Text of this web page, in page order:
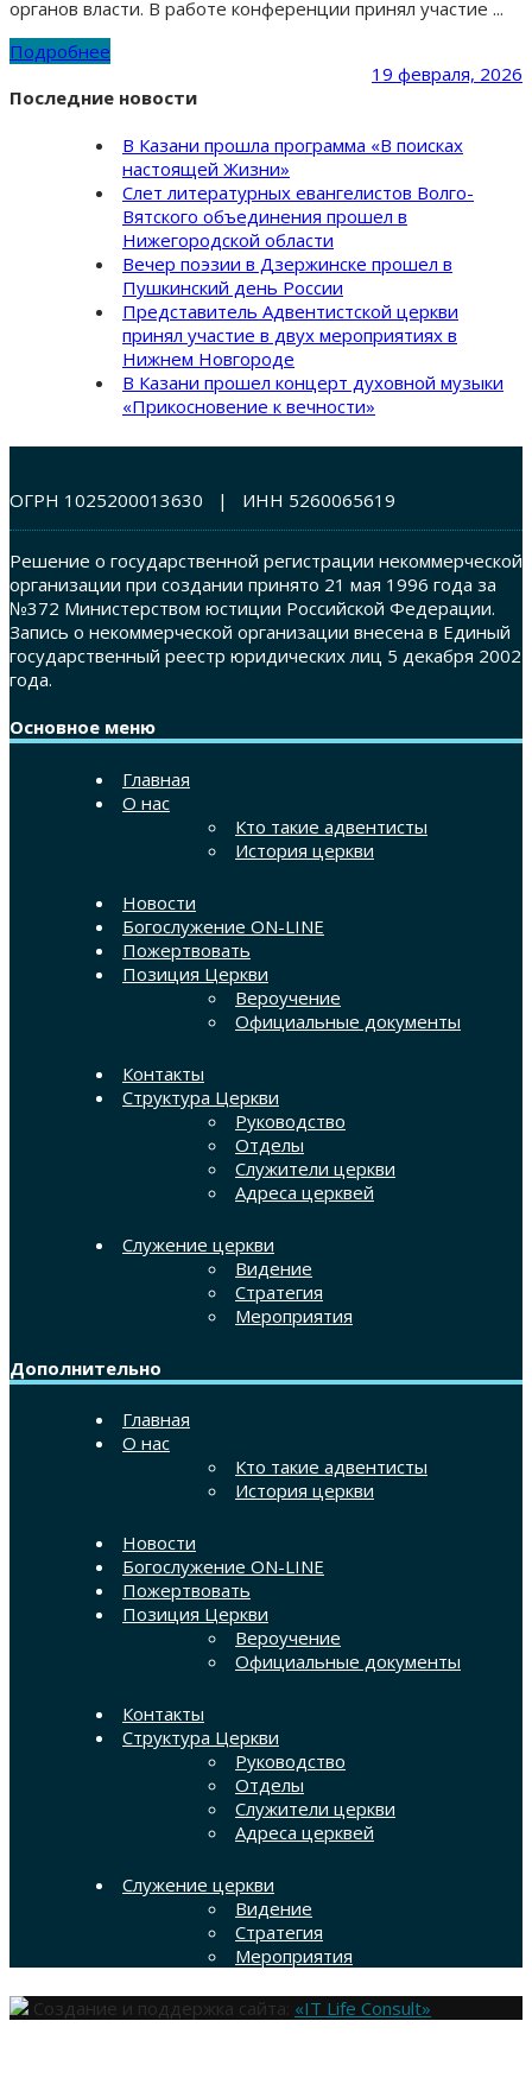
органов власти. В работе конференции принял участие ...
Подробнее
19 февраля, 2026
Последние новости
В Казани прошла программа «В поисках
настоящей Жизни»
Слет литературных евангелистов Волго-
Вятского объединения прошел в
Нижегородской области
Вечер поэзии в Дзержинске прошел в
Пушкинский день России
Представитель Адвентистской церкви
принял участие в двух мероприятиях в
Нижнем Новгороде
В Казани прошел концерт духовной музыки
«Прикосновение к вечности»
ОГРН 1025200013630 | ИНН 5260065619
Решение о государственной регистрации некоммерческой
организации при создании принято 21 мая 1996 года за
№372 Министерством юстиции Российской Федерации.
Запись о некоммерческой организации внесена в Единый
государственный реестр юридических лиц 5 декабря 2002
года.
Основное меню
Главная
О нас
Кто такие адвентисты
История церкви
Новости
Богослужение ON-LINE
Пожертвовать
Позиция Церкви
Вероучение
Официальные документы
Контакты
Структура Церкви
Руководство
Отделы
Служители церкви
Адреса церквей
Служение церкви
Видение
Стратегия
Мероприятия
Дополнительно
Главная
О нас
Кто такие адвентисты
История церкви
Новости
Богослужение ON-LINE
Пожертвовать
Позиция Церкви
Вероучение
Официальные документы
Контакты
Структура Церкви
Руководство
Отделы
Служители церкви
Адреса церквей
Служение церкви
Видение
Стратегия
Мероприятия
Создание и поддержка сайта: «IT Life Consult»